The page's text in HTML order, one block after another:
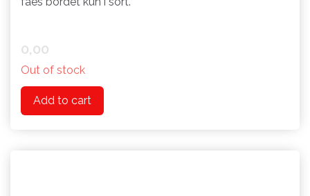
0,00
Out of stock
Add to cart